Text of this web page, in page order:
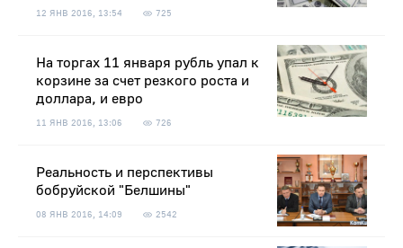
12 ЯНВ 2016, 13:54 725
На торгах 11 января рубль упал к
корзине за счет резкого роста и
доллара, и евро
11 ЯНВ 2016, 13:06 726
Реальность и перспективы
бобруйской "Белшины"
08 ЯНВ 2016, 14:09 2542